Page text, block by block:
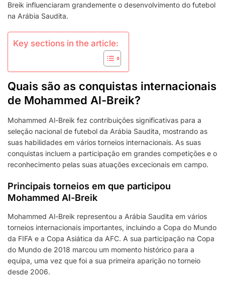
Breik influenciaram grandemente o desenvolvimento do futebol
na Arábia Saudita.
Key sections in the article:
Quais são as conquistas internacionais
de Mohammed Al-Breik?
Mohammed Al-Breik fez contribuições significativas para a
seleção nacional de futebol da Arábia Saudita, mostrando as
suas habilidades em vários torneios internacionais. As suas
conquistas incluem a participação em grandes competições e o
reconhecimento pelas suas atuações excecionais em campo.
Principais torneios em que participou
Mohammed Al-Breik
Mohammed Al-Breik representou a Arábia Saudita em vários
torneios internacionais importantes, incluindo a Copa do Mundo
da FIFA e a Copa Asiática da AFC. A sua participação na Copa
do Mundo de 2018 marcou um momento histórico para a
equipa, uma vez que foi a sua primeira aparição no torneio
desde 2006.